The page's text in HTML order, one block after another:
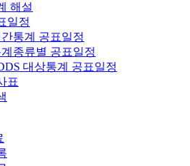
해설
일정
통계 공표일정
종류별 공표일정
대상통계 공표일정
표